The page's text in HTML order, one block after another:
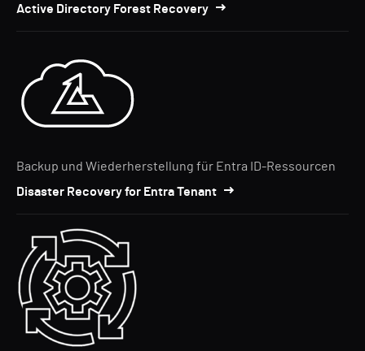
Active Directory Forest Recovery
Backup und Wiederherstellung für Entra ID-Ressourcen
Disaster Recovery for Entra Tenant